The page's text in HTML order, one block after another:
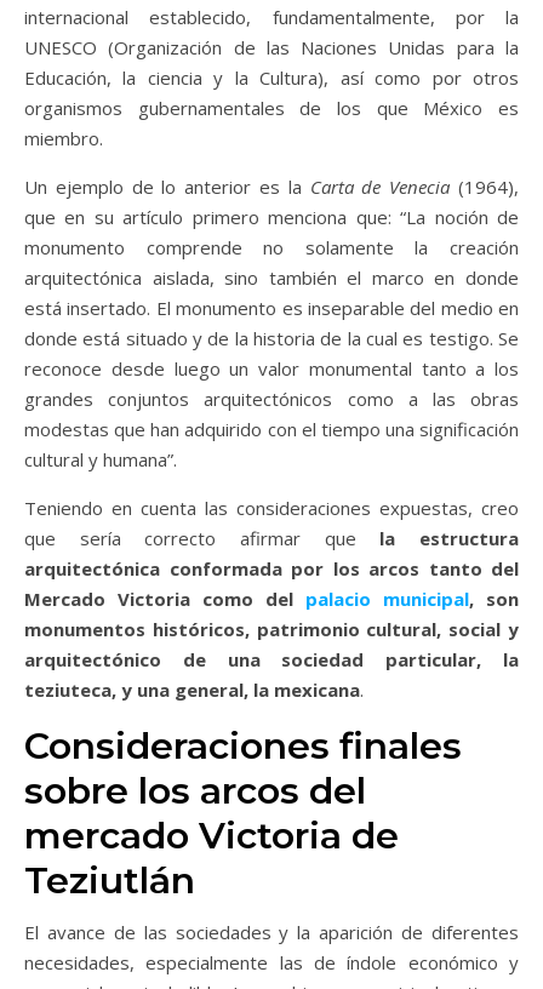
internacional establecido, fundamentalmente, por la
UNESCO (Organización de las Naciones Unidas para la
Educación, la ciencia y la Cultura), así como por otros
organismos gubernamentales de los que México es
miembro.
Un ejemplo de lo anterior es la Carta de Venecia(1964),
que en su artículo primero menciona que: “La noción de
monumento comprende no solamente la creación
arquitectónica aislada, sino también el marco en donde
está insertado. El monumento es inseparable del medio en
donde está situado y de la historia de la cual es testigo. Se
reconoce desde luego un valor monumental tanto a los
grandes conjuntos arquitectónicos como a las obras
modestas que han adquirido con el tiempo una significación
cultural y humana”.
Teniendo en cuenta las consideraciones expuestas, creo
que sería correcto afirmar que la estructura
arquitectónica conformada por los arcos tanto del
Mercado Victoria como del palacio municipal, son
monumentos históricos, patrimonio cultural, social y
arquitectónico de una sociedad particular, la
teziuteca, y una general, la mexicana.
Consideraciones finales
sobre los arcos del
mercado Victoria de
Teziutlán
El avance de las sociedades y la aparición de diferentes
necesidades, especialmente las de índole económico y